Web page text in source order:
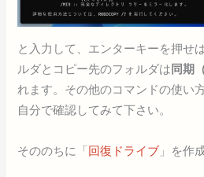
と入力して、エンターキーを押せ
ルダとコピー先のフォルダは同期
れます。その他のコマンドの使い
自分で確認してみて下さい。
そののちに「回復ドライブ 」を作